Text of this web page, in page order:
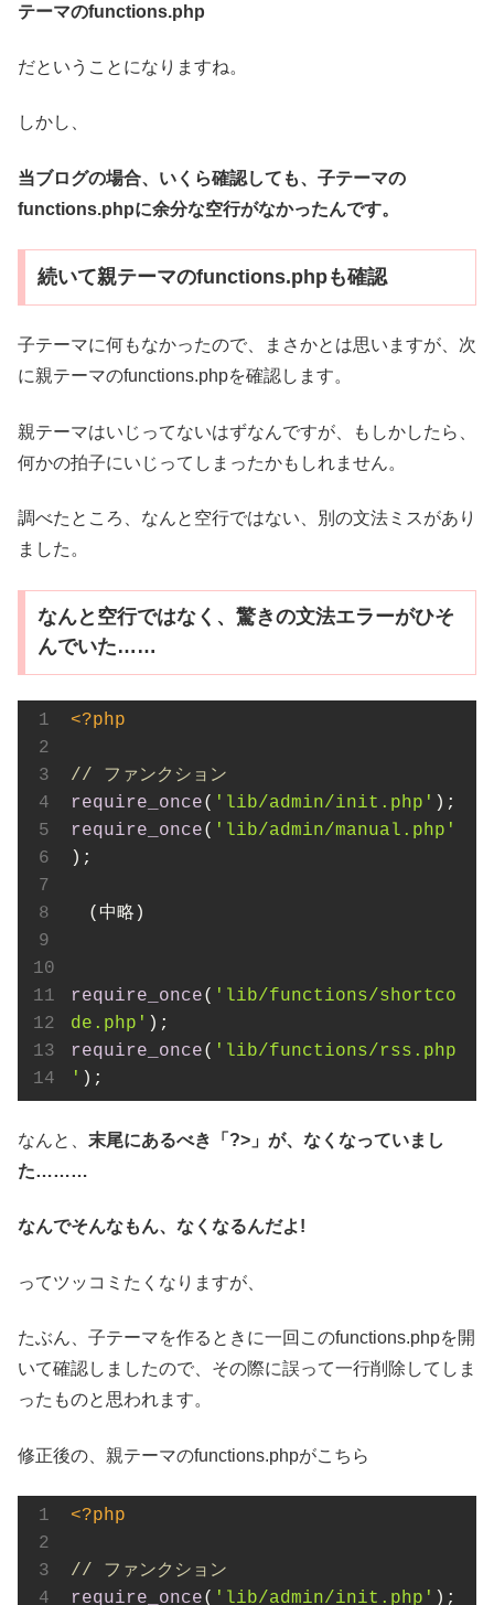
テーマのfunctions.php
だということになりますね。
しかし、
当ブログの場合、いくら確認しても、子テーマの
functions.phpに余分な空行がなかったんです。
続いて親テーマのfunctions.phpも確認
子テーマに何もなかったので、まさかとは思いますが、次
に親テーマのfunctions.phpを確認します。
親テーマはいじってないはずなんですが、もしかしたら、
何かの拍子にいじってしまったかもしれません。
調べたところ、なんと空行ではない、別の文法ミスがあり
ました。
なんと空行ではなく、驚きの文法エラーがひそ
んでいた……
<?php
// ファンクション
require_once( 'lib/admin/init.php'
require_once( 'lib/admin/manual.php'
);
(中略)
require_once( 'lib/functions/shortco
de.php'
require_once( 'lib/functions/rss.php
' );
なんと、 末尾にあるべき「?>」が、なくなっていまし
た………
なんでそんなもん、なくなるんだよ!
ってツッコミたくなりますが、
たぶん、子テーマを作るときに一回このfunctions.phpを開
いて確認しましたので、その際に誤って一行削除してしま
ったものと思われます。
修正後の、親テーマのfunctions.phpがこちら
<?php
// ファンクション
require_once( 'lib/admin/init.php'